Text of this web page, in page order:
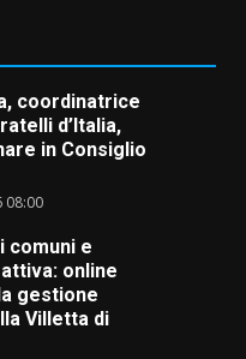
coordinatrice
d’Italia,
in Consiglio
08:00
comuni e
online
gestione
Villetta di